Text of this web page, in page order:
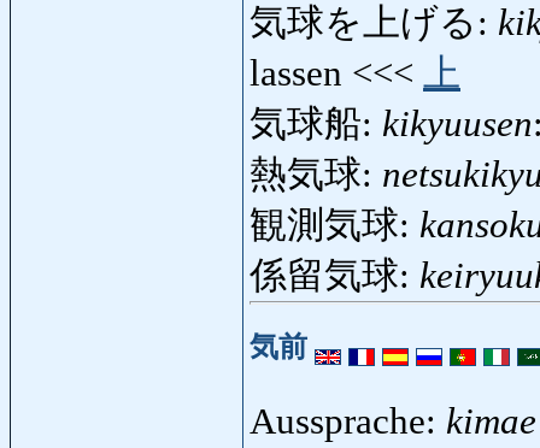
気球を上げる:
lassen <<<
上
気球船: kikyuusen
熱気球:
観測気球:
係留気球:
気前
Aussprache: kimae